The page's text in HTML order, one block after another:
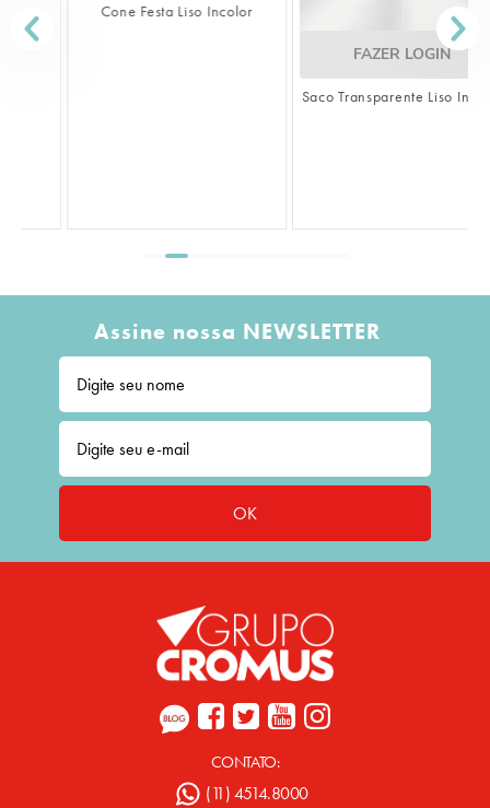
Cone Festa Liso Incolor
FAZER LOGIN
Saco Transparente Liso Incolor
Assine nossa NEWSLETTER
OK
CONTATO:
(11) 4514.8000